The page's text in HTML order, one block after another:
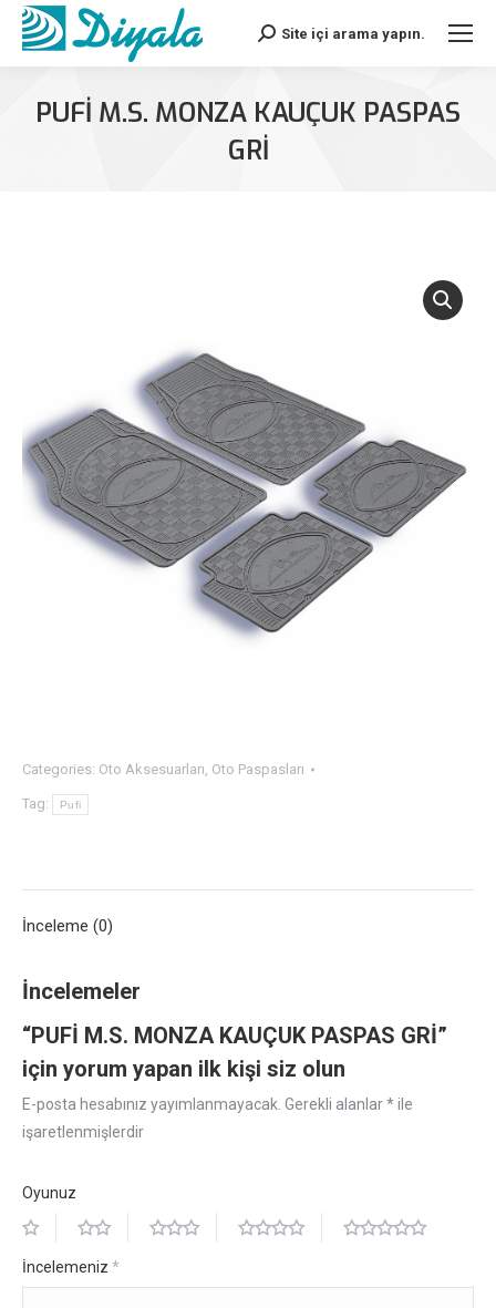
Search:Site içi arama yapın.
PUFİ M.S. MONZA KAUÇUK PASPAS
GRİ
Categories: Oto Aksesuarları, Oto Paspasları
Tag: Pufi
İnceleme (0)
İncelemeler
“PUFİ M.S. MONZA KAUÇUK PASPAS GRİ”
için yorum yapan ilk kişi siz olun
E-posta hesabınız yayımlanmayacak. Gerekli alanlar*ile
işaretlenmişlerdir
Oyunuz
İncelemeniz *